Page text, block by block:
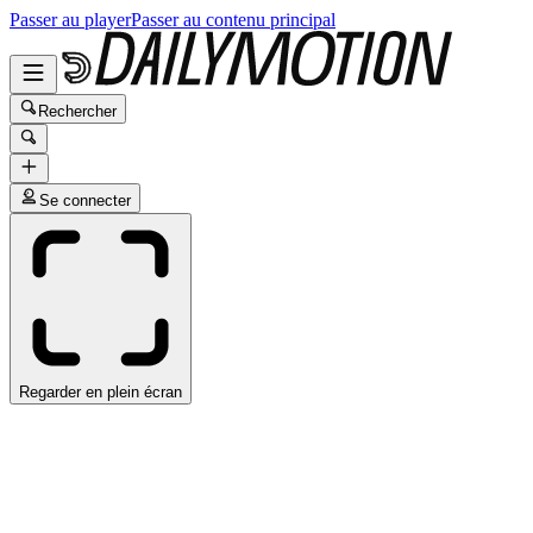
Passer au playerPasser au contenu principal
Rechercher
Se connecter
Regarder en plein écran